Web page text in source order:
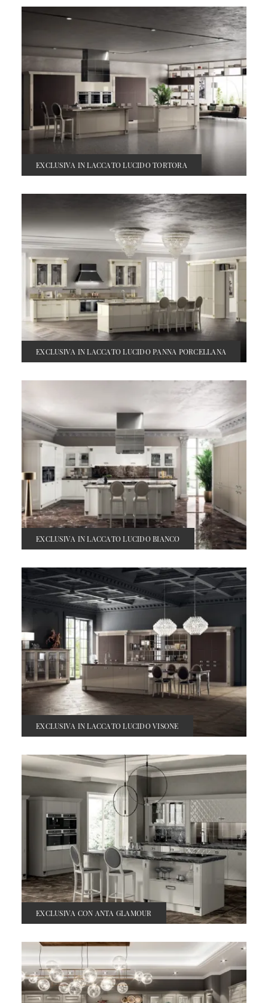
EXCLUSIVA IN LACCATO LUCIDO TORTORA
EXCLUSIVA IN LACCATO LUCIDO PANNA PORCELLANA
EXCLUSIVA IN LACCATO LUCIDO BIANCO
EXCLUSIVA IN LACCATO LUCIDO VISONE
EXCLUSIVA CON ANTA GLAMOUR